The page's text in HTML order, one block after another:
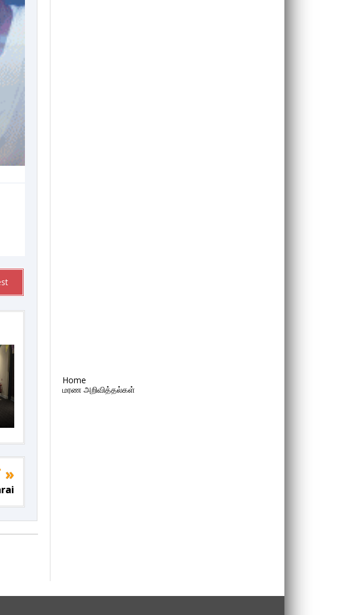
»
Home
மரண அறிவித்தல்கள்